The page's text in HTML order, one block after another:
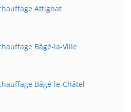
Attignat
Bâgé-la-Ville
Bâgé-le-Châtel